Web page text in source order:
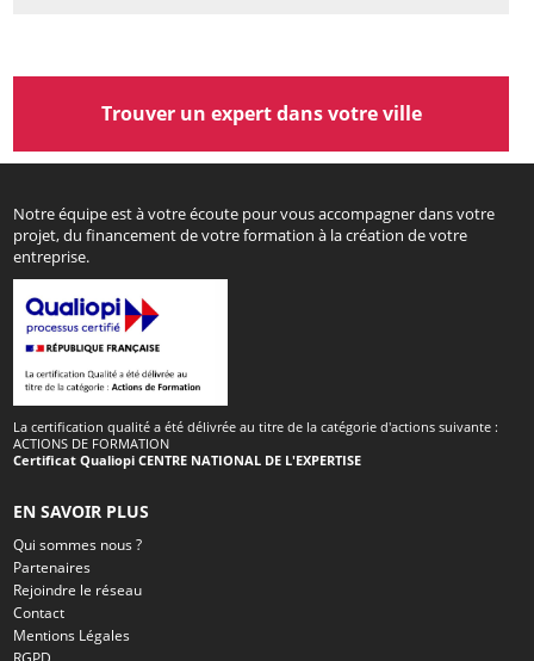
Trouver un expert dans votre ville
Notre équipe est à votre écoute pour vous accompagner dans votre
projet, du financement de votre formation à la création de votre
entreprise.
La certification qualité a été délivrée au titre de la catégorie d'actions suivante :
ACTIONS DE FORMATION
Certificat Qualiopi CENTRE NATIONAL DE L'EXPERTISE
EN SAVOIR PLUS
Qui sommes nous ?
Partenaires
Rejoindre le réseau
Contact
Mentions Légales